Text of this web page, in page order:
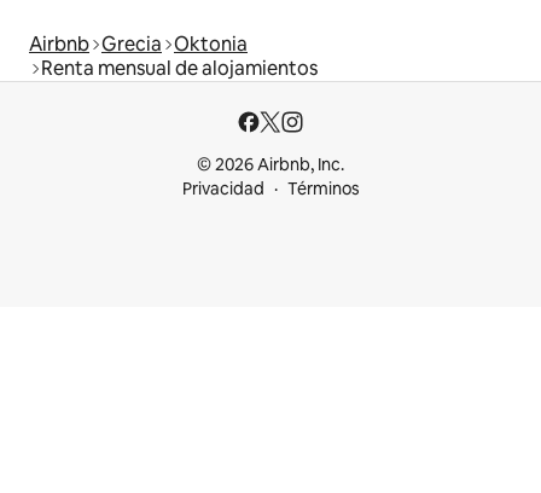
Airbnb Grecia Oktonia
Renta mensual de alojamientos
© 2026 Airbnb, Inc.
Privacidad
Términos